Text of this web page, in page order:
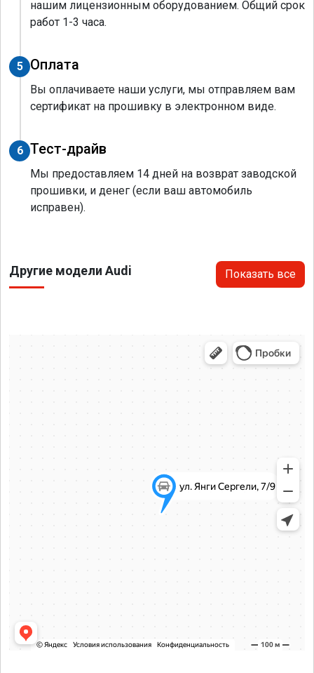
нашим лицензионным оборудованием. Общий срок
работ 1-3 часа.
5 Оплата
Вы оплачиваете наши услуги, мы отправляем вам
сертификат на прошивку в электронном виде.
6 Тест-драйв
Мы предоставляем 14 дней на возврат заводской
прошивки, и денег (если ваш автомобиль
исправен).
Другие модели Audi Показать все